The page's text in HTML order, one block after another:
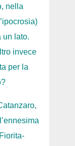
nella
un lato.
invece
per la